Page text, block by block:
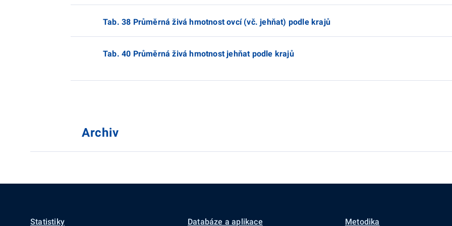
Tab. 38 Průměrná živá hmotnost ovcí (vč. jehňat) podle krajů
Tab. 40 Průměrná živá hmotnost jehňat podle krajů
Archiv
Statistiky Databáze a aplikace Metodika